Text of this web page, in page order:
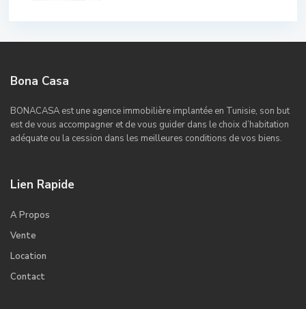
Bona Casa
BONACASA est une agence immobilière implantée en Tunisie, son but
est de vous accompagner et de vous guider dans le choix d’habitation
adéquate ou la cession dans les meilleures conditions de vos biens.
Lien Rapide
A Propos
Vente
Location
Contact